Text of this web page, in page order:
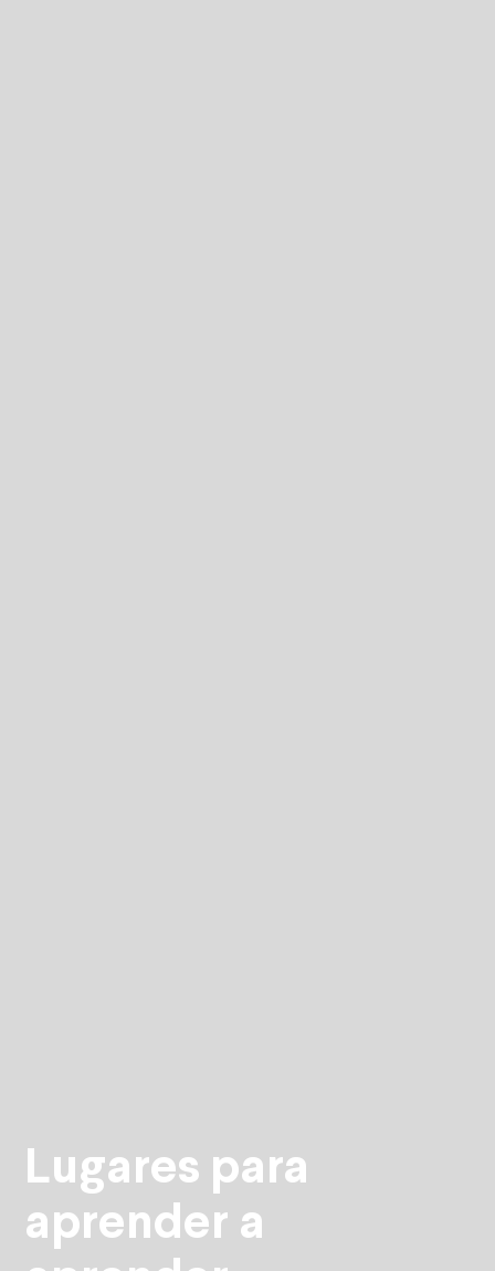
Lugares para
aprender a